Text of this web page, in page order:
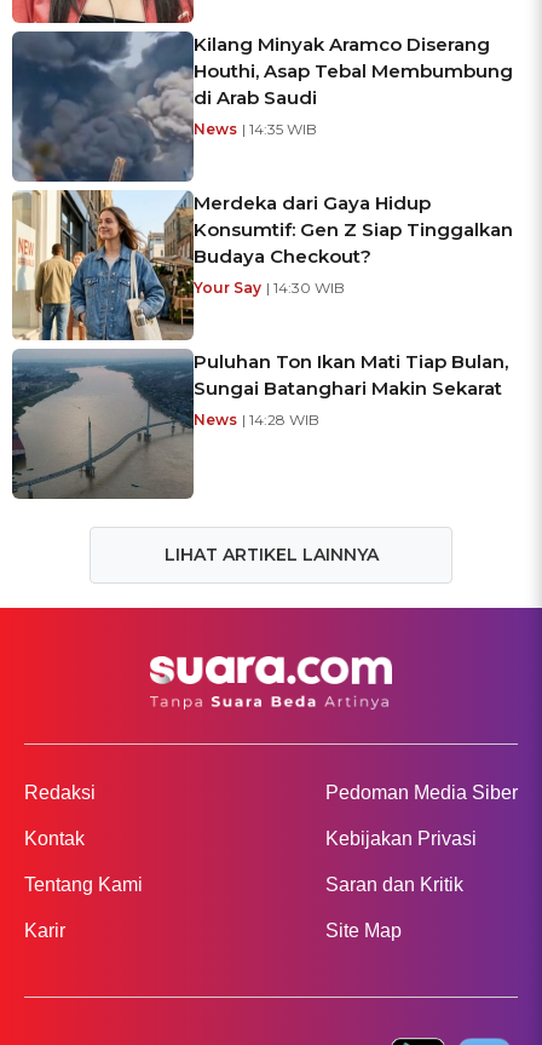
Kilang Minyak Aramco Diserang
Houthi, Asap Tebal Membumbung
di Arab Saudi
News | 14:35 WIB
Merdeka dari Gaya Hidup
Konsumtif: Gen Z Siap Tinggalkan
Budaya Checkout?
Your Say | 14:30 WIB
Puluhan Ton Ikan Mati Tiap Bulan,
Sungai Batanghari Makin Sekarat
News | 14:28 WIB
LIHAT ARTIKEL LAINNYA
Redaksi
Kontak
Tentang Kami
Karir
Pedoman Media Siber
Kebijakan Privasi
Saran dan Kritik
Site Map